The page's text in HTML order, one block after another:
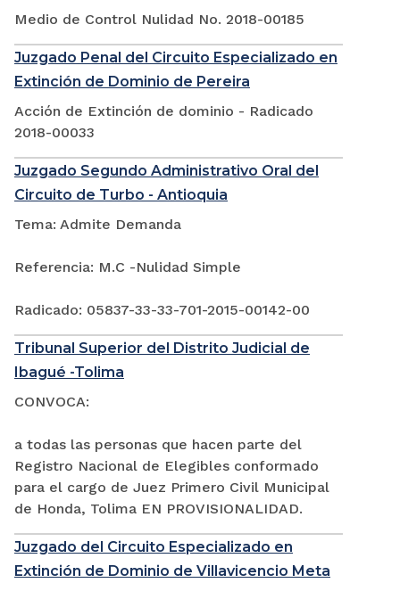
Medio de Control Nulidad No. 2018-00185
Juzgado Penal del Circuito Especializado en
Extinción de Dominio de Pereira
Acción de Extinción de dominio - Radicado
2018-00033
Juzgado Segundo Administrativo Oral del
Circuito de Turbo - Antioquia
Tema: Admite Demanda
Referencia: M.C -Nulidad Simple
Radicado: 05837-33-33-701-2015-00142-00
Tribunal Superior del Distrito Judicial de
Ibagué -Tolima
CONVOCA:
a todas las personas que hacen parte del
Registro Nacional de Elegibles conformado
para el cargo de Juez Primero Civil Municipal
de Honda, Tolima EN PROVISIONALIDAD.
Juzgado del Circuito Especializado en
Extinción de Dominio de Villavicencio Meta